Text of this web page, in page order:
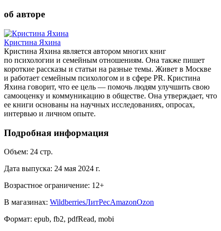
об авторе
Кристина Яхина
Кристина Яхина является автором многих книг
по психологии и семейным отношениям. Она также пишет
короткие рассказы и статьи на разные темы. Живет в Москве
и работает семейным психологом и в сфере PR. Кристина
Яхина говорит, что ее цель — помочь людям улучшить свою
самооценку и коммуникацию в обществе. Она утверждает, что
ее книги основаны на научных исследованиях, опросах,
интервью и личном опыте.
Подробная информация
Объем: 24 стр.
Дата выпуска: 24 мая 2024 г.
Возрастное ограничение: 12+
В магазинах: WildberriesЛитРесAmazonOzon
Формат: epub, fb2, pdfRead, mobi